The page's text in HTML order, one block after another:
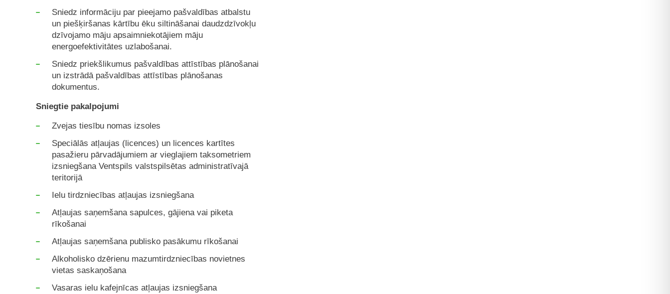
Sniedz informāciju par pieejamo pašvaldības atbalstu
un piešķiršanas kārtību ēku siltināšanai daudzdzīvokļu
dzīvojamo māju apsaimniekotājiem māju
energoefektivitātes uzlabošanai.
Sniedz priekšlikumus pašvaldības attīstības plānošanai
un izstrādā pašvaldības attīstības plānošanas
dokumentus.
Sniegtie pakalpojumi
Zvejas tiesību nomas izsoles
Speciālās atļaujas (licences) un licences kartītes
pasažieru pārvadājumiem ar vieglajiem taksometriem
izsniegšana Ventspils valstspilsētas administratīvajā
teritorijā
Ielu tirdzniecības atļaujas izsniegšana
Atļaujas saņemšana sapulces, gājiena vai piketa
rīkošanai
Atļaujas saņemšana publisko pasākumu rīkošanai
Alkoholisko dzērienu mazumtirdzniecības novietnes
vietas saskaņošana
Vasaras ielu kafejnīcas atļaujas izsniegšana